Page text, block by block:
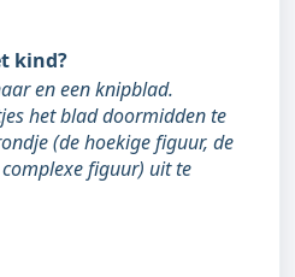
kind?
en een knipblad.
het blad doormidden te
(de hoekige figuur, de
figuur) uit te